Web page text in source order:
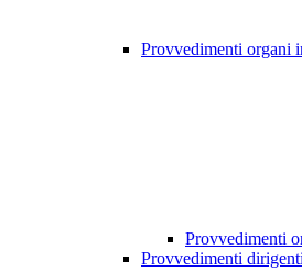
Provvedimenti organi
Provvedimenti
Provvedimenti